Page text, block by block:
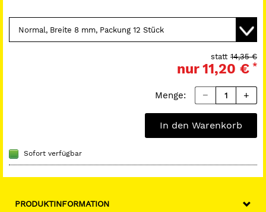
14,35 €
statt
nur11,20 € *
Menge:
In den Warenkorb
Sofort verfügbar
PRODUKTINFORMATION